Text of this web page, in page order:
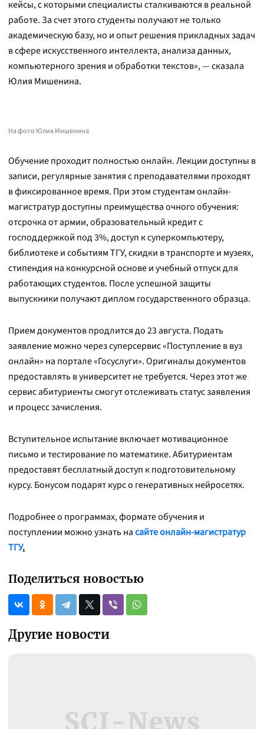
кейсы, с которыми специалисты сталкиваются в реальной
работе. За счет этого студенты получают не только
академическую базу, но и опыт решения прикладных задач
в сфере искусственного интеллекта, анализа данных,
компьютерного зрения и обработки текстов», — сказала
Юлия Мишенина.
На фото Юлия Мишенина
Обучение проходит полностью онлайн. Лекции доступны в
записи, регулярные занятия с преподавателями проходят
в фиксированное время. При этом студентам онлайн-
магистратур доступны преимущества очного обучения:
отсрочка от армии, образовательный кредит с
господдержкой под 3%, доступ к суперкомпьютеру,
библиотеке и событиям ТГУ, скидки в транспорте и музеях,
стипендия на конкурсной основе и учебный отпуск для
работающих студентов. После успешной защиты
выпускники получают диплом государственного образца.
Прием документов продлится до 23 августа. Подать
заявление можно через суперсервис «Поступление в вуз
онлайн» на портале «Госуслуги». Оригиналы документов
предоставлять в университет не требуется. Через этот же
сервис абитуриенты смогут отслеживать статус заявления
и процесс зачисления.
Вступительное испытание включает мотивационное
письмо и тестирование по математике. Абитуриентам
предоставят бесплатный доступ к подготовительному
курсу. Бонусом подарят курс о генеративных нейросетях.
Подробнее о программах, формате обучения и
поступлении можно узнать насайте онлайн-магистратур
ТГУ.
Поделиться новостью
Другие новости